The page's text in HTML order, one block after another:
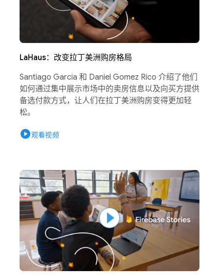
LaHaus：改变拉丁美洲购房格局
Santiago Garcia 和 Daniel Gomez Rico 介绍了他们
如何通过集中展示市场中的卖房信息以及向买方提供
备选付款方式，让人们在拉丁美洲购房变得更加轻
松。
play_circle观看视频